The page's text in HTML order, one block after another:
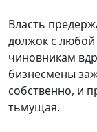
Власть
должок с
чиновникам
бизнесмены
собственно, и
тьмущая.